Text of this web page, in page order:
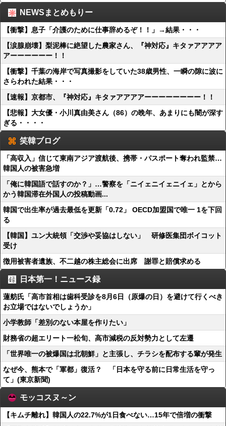
NEWSまとめもりー
【衝撃】息子「介護のために仕事辞めるぞ！！」→結果・・・
【涙腺崩壊】梨泥棒に絶望した農家さん、『神対応』キタァアアアア
アーーーーーー！！
【衝撃】千葉の海岸で写真撮影をしていた38歳男性、一瞬の隙に波に
さらわれた結果・・・
【速報】京都市、『神対応』キタァアアアアーーーーーーーー！！
【悲報】大女優・小川真由美さん（86）の晩年、あまりにも闇が深す
ぎる・・・・
笑韓ブログ
「高収入」信じて東南アジア渡航後、携帯・パスポート奪われ監禁…
韓国人の被害急増
「俺に韓国語で話すのか？」…警察を「ニイェニイェニイェ」とから
かう韓国滞在外国人の投稿動画...
韓国で出生率が過去最低を更新「0.72」 OECD加盟国で唯一 1を下回
る
【韓国】ユン大統領「交渉や妥協はしない」 研修医集団ボイコット
受け
徴用被害者遺族、不二越の株主総会に出席 謝罪と賠償求める
日本第一！ニュース録
蓮舫氏「高市首相は歯科受診を8月6日（原爆の日）を避けて行くべき
お立場ではないでしょうか」
小学教師「差別のない本屋を作りたい」
財務省の超エリート一松旬、高市減税の反対勢力として左遷
「世界唯一の被爆国は北朝鮮」と主張し、チラシを配布する輩が発生
なぜ今、熊本で「軍都」復活？ 「日本を守る前に日常生活を守っ
て」(東京新聞)
モッコスヌ～ン
【キムチ離れ】韓国人の22.7%が1日食べない…15年で倍増の衝撃